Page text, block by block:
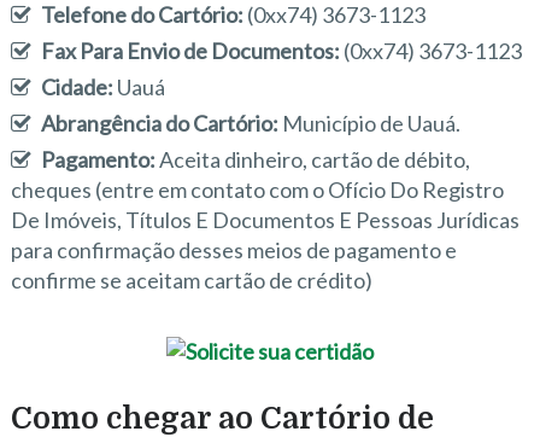
Telefone do Cartório: (0xx74) 3673-1123
Fax Para Envio de Documentos: (0xx74) 3673-1123
Cidade: Uauá
Abrangência do Cartório: Município de Uauá.
Pagamento:Aceita dinheiro, cartão de débito,
cheques (entre em contato com o Ofício Do Registro
De Imóveis, Títulos E Documentos E Pessoas Jurídicas
para confirmação desses meios de pagamento e
confirme se aceitam cartão de crédito)
Como chegar ao Cartório de